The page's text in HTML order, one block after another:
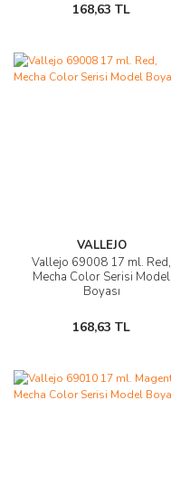
168,63 TL
VALLEJO
Vallejo 69008 17 ml. Red,
Mecha Color Serisi Model
Boyası
168,63 TL